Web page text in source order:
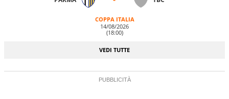
COPPA ITALIA
14/08/2026
(18:00)
VEDI TUTTE